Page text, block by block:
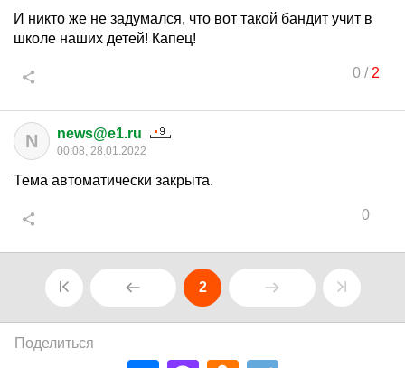
И никто же не задумался, что вот такой бандит учит в
школе наших детей! Капец!
0/ 2
N news@e1.ru
00:08, 28.01.2022
Тема автоматически закрыта.
0
2
Поделиться